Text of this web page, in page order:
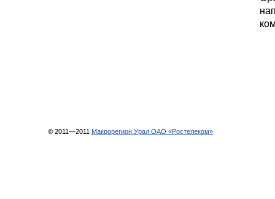
© 2011—2011 Макрорегион Урал ОАО «Ростелеком»